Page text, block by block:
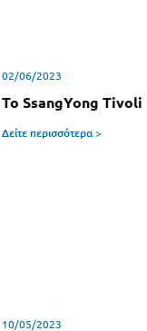
02/06/2023
Το SsangYong Tivoli
Δείτε περισσότερα >
10/05/2023